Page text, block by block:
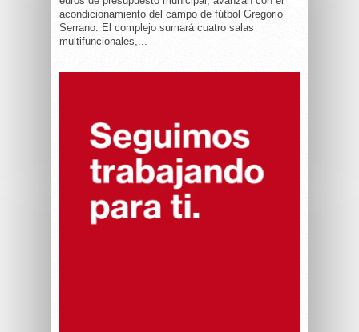
acondicionamiento del campo de fútbol Gregorio
Serrano. El complejo sumará cuatro salas
multifuncionales,...